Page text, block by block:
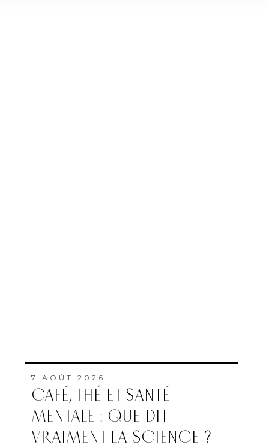
7 AOÛT 2026
CAFÉ, THÉ ET SANTÉ
MENTALE : QUE DIT
VRAIMENT LA SCIENCE ?